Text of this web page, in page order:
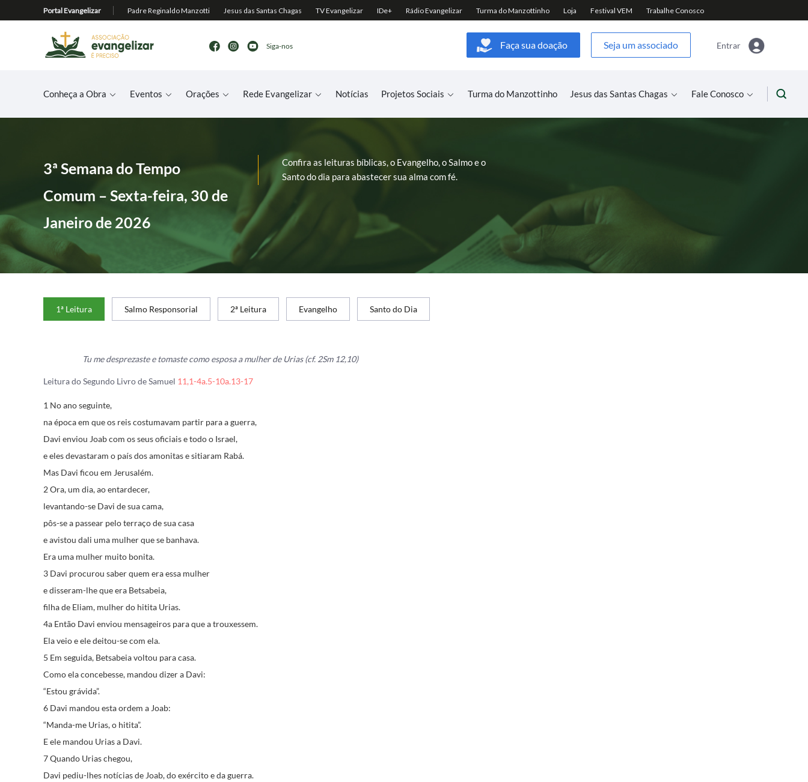
Siga-nos Faça sua doação Seja um associado Entrar
Conheça a Obra Eventos Orações Rede Evangelizar Notícias Projetos Sociais Turma do Manzottinho Jesus das Santas Chagas Fale Conosco
3ª Semana do Tempo
Comum – Sexta-feira, 30 de
Janeiro de 2026
Confira as leituras bíblicas, o Evangelho, o Salmo e o
Santo do dia para abastecer sua alma com fé.
1ª Leitura Salmo Responsorial 2ª Leitura Evangelho Santo do Dia
Tu me desprezaste e tomaste como esposa a mulher de Urias (cf. 2Sm 12,10)
Leitura do Segundo Livro de Samuel 11,1-4a.5-10a.13-17
1 No ano seguinte,
na época em que os reis costumavam partir para a guerra,
Davi enviou Joab com os seus oficiais e todo o Israel,
e eles devastaram o país dos amonitas e sitiaram Rabá.
Mas Davi ficou em Jerusalém.
2 Ora, um dia, ao entardecer,
levantando-se Davi de sua cama,
pôs-se a passear pelo terraço de sua casa
e avistou dali uma mulher que se banhava.
Era uma mulher muito bonita.
3 Davi procurou saber quem era essa mulher
e disseram-lhe que era Betsabeia,
filha de Eliam, mulher do hitita Urias.
4a Então Davi enviou mensageiros para que a trouxessem.
Ela veio e ele deitou-se com ela.
5 Em seguida, Betsabeia voltou para casa.
Como ela concebesse, mandou dizer a Davi:
“Estou grávida”.
6 Davi mandou esta ordem a Joab:
“Manda-me Urias, o hitita”.
E ele mandou Urias a Davi.
7 Quando Urias chegou,
Davi pediu-lhes notícias de Joab, do exército e da guerra.